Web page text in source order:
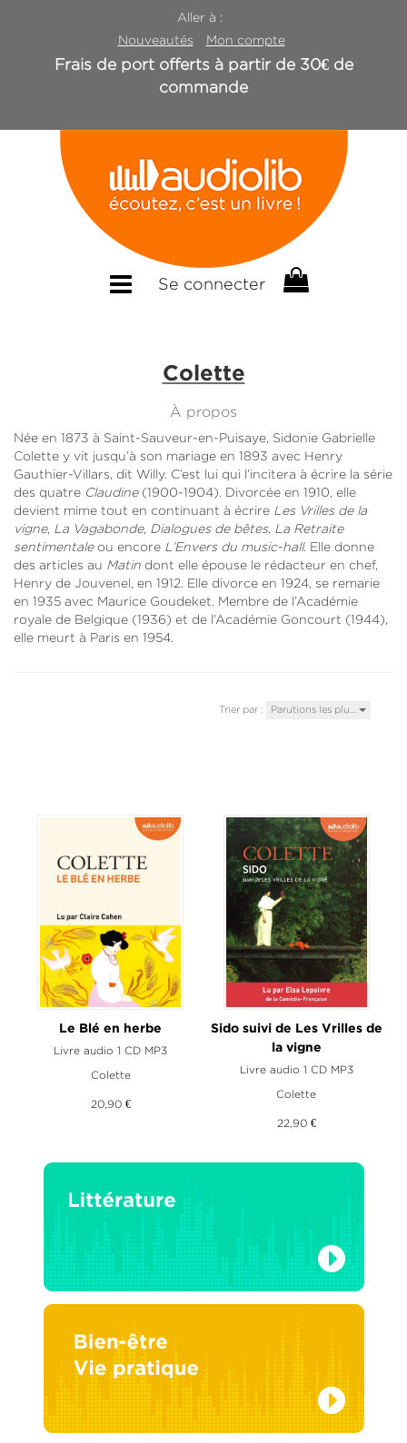
Aller à :
Nouveautés
Mon compte
Frais de port offerts à partir de 30€ de
commande
Se connecter
Colette
À propos
Née en 1873 à Saint-Sauveur-en-Puisaye, Sidonie Gabrielle
Colette y vit jusqu’à son mariage en 1893 avec Henry
Gauthier-Villars, dit Willy. C’est lui qui l’incitera à écrire la série
des quatre Claudine(1900-1904). Divorcée en 1910, elle
devient mime tout en continuant à écrire Les Vrilles de la
vigne, La Vagabonde, Dialogues de bêtes, La Retraite
sentimentaleou encore L’Envers du music-hall. Elle donne
des articles au Matin dont elle épouse le rédacteur en chef,
Henry de Jouvenel, en 1912. Elle divorce en 1924, se remarie
en 1935 avec Maurice Goudeket. Membre de l’Académie
royale de Belgique (1936) et de l’Académie Goncourt (1944),
elle meurt à Paris en 1954.
Trier par : Parutions les plu…
Le Blé en herbe
Livre audio 1 CD MP3
Colette
20,90 €
Sido suivi de Les Vrilles de
la vigne
Livre audio 1 CD MP3
Colette
22,90 €